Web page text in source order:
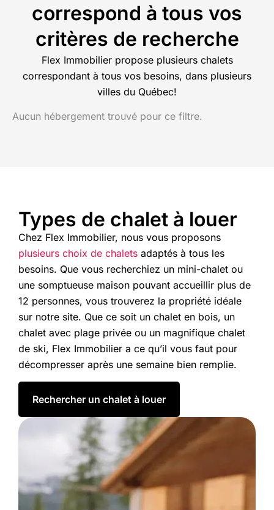
correspond à tous vos
critères de recherche
Flex Immobilier propose plusieurs chalets
correspondant à tous vos besoins, dans plusieurs
villes du Québec!
Aucun hébergement trouvé pour ce filtre.
Types de chalet à louer
Chez Flex Immobilier, nous vous proposons
plusieurs choix de chalets adaptés à tous les
besoins. Que vous recherchiez un mini-chalet ou
une somptueuse maison pouvant accueillir plus de
12 personnes, vous trouverez la propriété idéale
sur notre site. Que ce soit un chalet en bois, un
chalet avec plage privée ou un magnifique chalet
de ski, Flex Immobilier a ce qu’il vous faut pour
décompresser après une semaine bien remplie.
Rechercher un chalet à louer